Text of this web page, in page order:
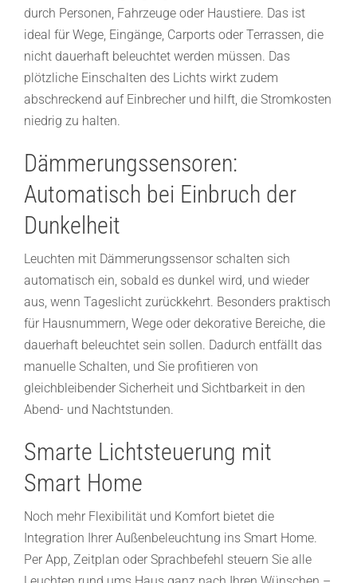
durch Personen, Fahrzeuge oder Haustiere. Das ist
ideal für Wege, Eingänge, Carports oder Terrassen, die
nicht dauerhaft beleuchtet werden müssen. Das
plötzliche Einschalten des Lichts wirkt zudem
abschreckend auf Einbrecher und hilft, die Stromkosten
niedrig zu halten.
Dämmerungssensoren:
Automatisch bei Einbruch der
Dunkelheit
Leuchten mit Dämmerungssensor schalten sich
automatisch ein, sobald es dunkel wird, und wieder
aus, wenn Tageslicht zurückkehrt. Besonders praktisch
für Hausnummern, Wege oder dekorative Bereiche, die
dauerhaft beleuchtet sein sollen. Dadurch entfällt das
manuelle Schalten, und Sie profitieren von
gleichbleibender Sicherheit und Sichtbarkeit in den
Abend- und Nachtstunden.
Smarte Lichtsteuerung mit
Smart Home
Noch mehr Flexibilität und Komfort bietet die
Integration Ihrer Außenbeleuchtung ins Smart Home.
Per App, Zeitplan oder Sprachbefehl steuern Sie alle